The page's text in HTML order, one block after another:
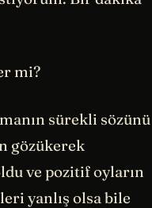
mi?
sürekli sözünü
gözükerek
ve pozitif oyların
yanlış olsa bile